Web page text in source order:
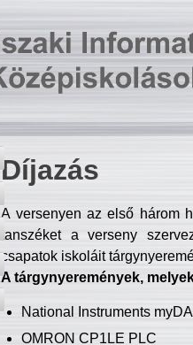
Díjazás
A versenyen az első három
tanszéket a verseny
csapatok iskoláit
A tárgynyeremények,
National Instruments
OMRON CP1LE PLC